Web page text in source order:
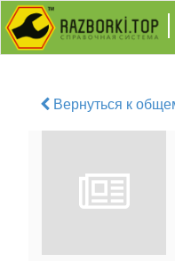
Вернуться к